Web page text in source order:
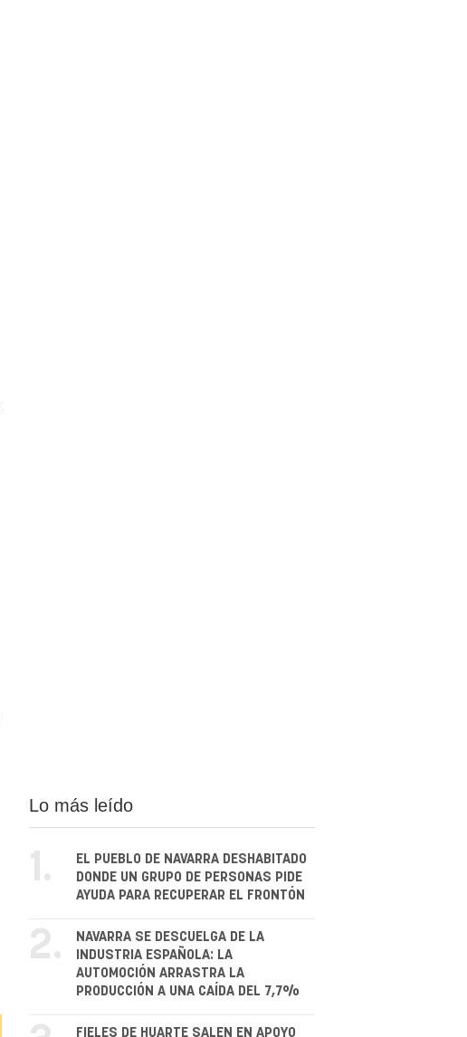
Lo más leído
1.
EL PUEBLO DE NAVARRA DESHABITADO
DONDE UN GRUPO DE PERSONAS PIDE
AYUDA PARA RECUPERAR EL FRONTÓN
2.
NAVARRA SE DESCUELGA DE LA
INDUSTRIA ESPAÑOLA: LA
AUTOMOCIÓN ARRASTRA LA
PRODUCCIÓN A UNA CAÍDA DEL 7,7%
FIELES DE HUARTE SALEN EN APOYO